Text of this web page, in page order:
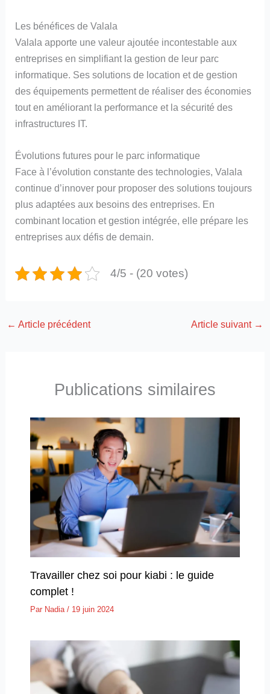
Les bénéfices de Valala
Valala apporte une valeur ajoutée incontestable aux
entreprises en simplifiant la gestion de leur parc
informatique. Ses solutions de location et de gestion
des équipements permettent de réaliser des économies
tout en améliorant la performance et la sécurité des
infrastructures IT.
Évolutions futures pour le parc informatique
Face à l’évolution constante des technologies, Valala
continue d’innover pour proposer des solutions toujours
plus adaptées aux besoins des entreprises. En
combinant location et gestion intégrée, elle prépare les
entreprises aux défis de demain.
4/5 - (20 votes)
← Article précédent Article suivant →
Publications similaires
Travailler chez soi pour kiabi : le guide
complet !
Par Nadia / 19 juin 2024